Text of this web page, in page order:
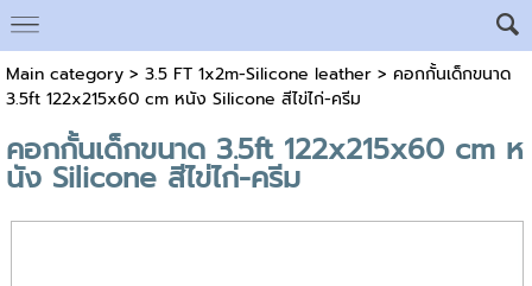
Main category> 3.5 FT 1x2m-Silicone leather> คอกกั้นเด็กขนาด
3.5ft 122x215x60 cm หนัง Silicone สีไข่ไก่-ครีม
คอกกั้นเด็กขนาด 3.5ft 122x215x60 cm ห
นัง Silicone สีไข่ไก่-ครีม